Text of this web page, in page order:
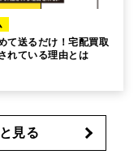
て送るだけ！宅配買取
れている理由とは
見る